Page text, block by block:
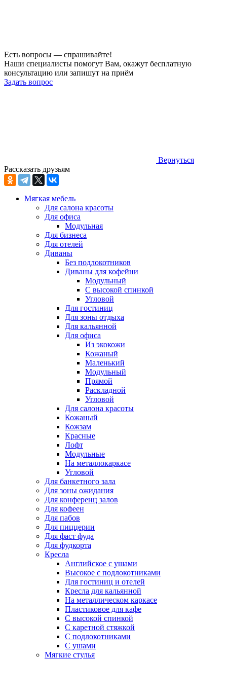
Есть вопросы — спрашивайте!
Наши специалисты помогут Вам, окажут бесплатную
консультацию или запишут на приём
Задать вопрос
Вернуться
Рассказать друзьям
Мягкая мебель
Для салона красоты
Для офиса
Модульная
Для бизнеса
Для отелей
Диваны
Без подлокотников
Диваны для кофейни
Модульный
С высокой спинкой
Угловой
Для гостиниц
Для зоны отдыха
Для кальянной
Для офиса
Из экокожи
Кожаный
Маленький
Модульный
Прямой
Раскладной
Угловой
Для салона красоты
Кожаный
Кожзам
Красные
Лофт
Модульные
На металлокаркасе
Угловой
Для банкетного зала
Для зоны ожидания
Для конференц залов
Для кофеен
Для пабов
Для пиццерии
Для фаст фуда
Для фудкорта
Кресла
Английское с ушами
Высокое с подлокотниками
Для гостиниц и отелей
Кресла для кальянной
На металлическом каркасе
Пластиковое для кафе
С высокой спинкой
С каретной стяжкой
С подлокотниками
С ушами
Мягкие стулья